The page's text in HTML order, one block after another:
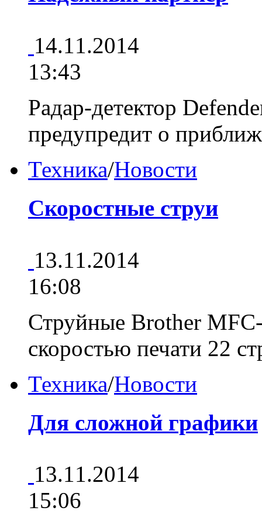
14.11.2014
13:43
Радар-детектор
предупредит о
Техника/Новости
Скоростные струи
13.11.2014
16:08
Струйные Brother
скоростью печати 22
Техника/Новости
Для сложной графики
13.11.2014
15:06